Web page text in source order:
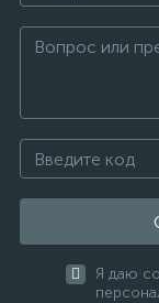
Я даю